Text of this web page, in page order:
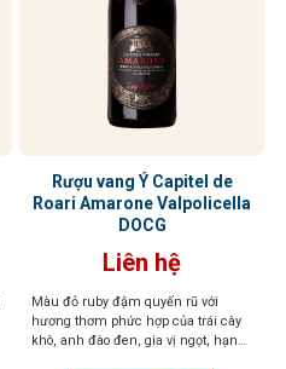
Rượu vang Ý Capitel de
Roari Amarone Valpolicella
DOCG
Liên hệ
Màu đỏ ruby đậm quyến rũ với
hương thơm phức hợp của trái cây
khô, anh đào đen, gia vị ngọt, hạnh